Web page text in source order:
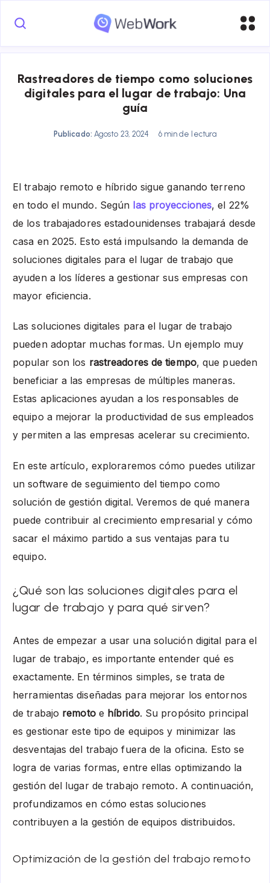
Rastreadores de tiempo como soluciones
digitales para el lugar de trabajo: Una
guía
Publicado: Agosto 23, 2024 6 min de lectura
El trabajo remoto e híbrido sigue ganando terreno
en todo el mundo. Según las proyecciones, el 22%
de los trabajadores estadounidenses trabajará desde
casa en 2025. Esto está impulsando la demanda de
soluciones digitales para el lugar de trabajo que
ayuden a los líderes a gestionar sus empresas con
mayor eficiencia.
Las soluciones digitales para el lugar de trabajo
pueden adoptar muchas formas. Un ejemplo muy
popular son los rastreadores de tiempo, que pueden
beneficiar a las empresas de múltiples maneras.
Estas aplicaciones ayudan a los responsables de
equipo a mejorar la productividad de sus empleados
y permiten a las empresas acelerar su crecimiento.
En este artículo, exploraremos cómo puedes utilizar
un software de seguimiento del tiempo como
solución de gestión digital. Veremos de qué manera
puede contribuir al crecimiento empresarial y cómo
sacar el máximo partido a sus ventajas para tu
equipo.
¿Qué son las soluciones digitales para el
lugar de trabajo y para qué sirven?
Antes de empezar a usar una solución digital para el
lugar de trabajo, es importante entender qué es
exactamente. En términos simples, se trata de
herramientas diseñadas para mejorar los entornos
de trabajo remotoe híbrido. Su propósito principal
es gestionar este tipo de equipos y minimizar las
desventajas del trabajo fuera de la oficina. Esto se
logra de varias formas, entre ellas optimizando la
gestión del lugar de trabajo remoto. A continuación,
profundizamos en cómo estas soluciones
contribuyen a la gestión de equipos distribuidos.
Optimización de la gestión del trabajo remoto